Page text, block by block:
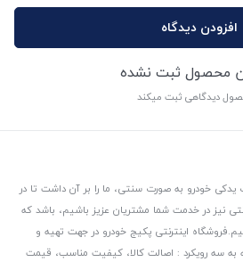
افزودن دیدگاه
محصول ثبت نشده
دیدگاهی ثبت میکند
یدکی خودرو به صورت سنتی، ما را بر آن داشت تا در
نیز در خدمت شما مشتریان عزیز باشیم، باشد که
فروشگاه اینترنتی پکیج خودرو در جهت تهیه و
به سه رویکرد : اصالت کالا، کیفیت مناسب، قیمت